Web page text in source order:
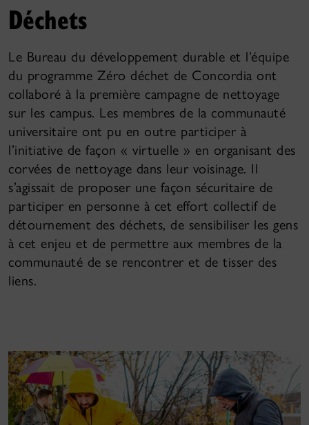
Déchets
Le Bureau du développement durable et l’équipe
du programme Zéro déchet de Concordia ont
collaboré à la première campagne de nettoyage
sur les campus. Les membres de la communauté
universitaire ont pu en outre participer à
l’initiative de façon « virtuelle » en organisant des
corvées de nettoyage dans leur voisinage. Il
s’agissait de proposer une façon sécuritaire de
participer en personne à cet effort collectif de
détournement des déchets, de sensibiliser les gens
à cet enjeu et de permettre aux membres de la
communauté de se rencontrer et de tisser des
liens.